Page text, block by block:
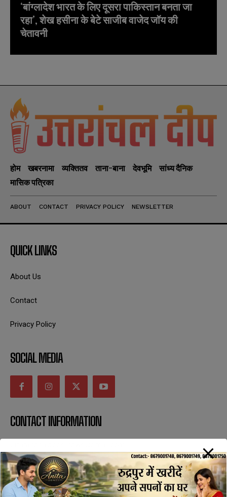
‘बांग्लादेश भारत के लिए दूसरा पाकिस्तान बनता जा
रहा’, शेख हसीना के बेटे साजीब वाजेद जॉय की
चेतावनी
होम खबरनामा व्यक्तितव ताना-बाना देवभूमि
सांध्य दैनिक
मासिक पत्रिका
ABOUT CONTACT PRIVACY POLICY NEWSLETTER
QUICK LINKS
About Us
Contact
Privacy Policy
SOCIAL MEDIA
CONTACT INFORMATION
SUBSCRIBE NOW